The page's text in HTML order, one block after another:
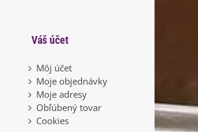
Váš účet
Môj účet
Moje objednávky
Moje adresy
Obľúbený tovar
Cookies